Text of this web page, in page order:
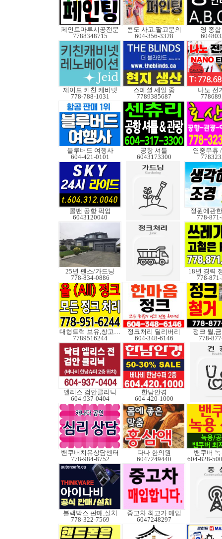
페인트마루시공전문
7788348715
콘도 사고.팔고문의
604-356-3328
영 종
제이드 키친 케비넷
778-788-1031
스페셜 세일 중
7789385687
나노 전
블루버드 여행사
604-421-0101
공항 셔틀
6043173300
연중무휴
콜밴 공항 픽업
6043120040
정원에관
778-
25년 펜스/가드닝
778-834-0886
18년 경력
778-
대형트럭 보유,창고보관
7789516244
정크처리 딜리버리
604-348-6146
정크 월,
778-
엘리스 검안클리닉
604-937-0404
한남안경
604-420-1000
밴쿠버치유상담센터
778-984-8752
다나 한의원
6047249440
밴쿠버
블랙박스 판매,설치
778-322-7569
중고차 최고가 매입
6047248297